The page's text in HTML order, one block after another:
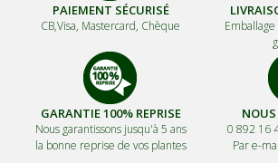
PAIEMENT SÉCURISÉ
CB,Visa, Mastercard, Chèque Emballage
GARANTIE 100% REPRISE
Nous garantissons jusqu'à 5 ans
la bonne reprise de vos plantes
0 892 16
Par e-